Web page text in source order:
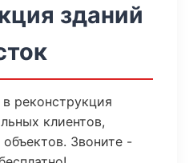
зданий
реконструкция
клиентов,
Звоните -